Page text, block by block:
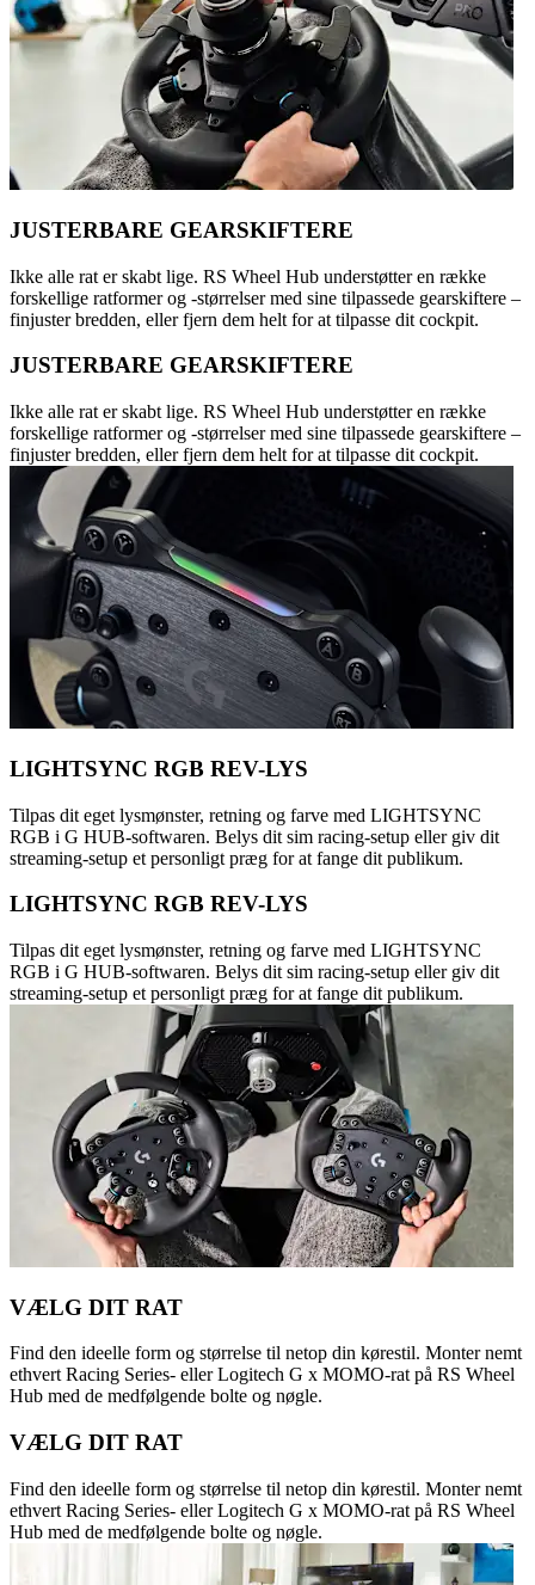
JUSTERBARE GEARSKIFTERE
Ikke alle rat er skabt lige. RS Wheel Hub understøtter en række
forskellige ratformer og -størrelser med sine tilpassede gearskiftere –
finjuster bredden, eller fjern dem helt for at tilpasse dit cockpit.
JUSTERBARE GEARSKIFTERE
Ikke alle rat er skabt lige. RS Wheel Hub understøtter en række
forskellige ratformer og -størrelser med sine tilpassede gearskiftere –
finjuster bredden, eller fjern dem helt for at tilpasse dit cockpit.
LIGHTSYNC RGB REV-LYS
Tilpas dit eget lysmønster, retning og farve med LIGHTSYNC
RGB i G HUB-softwaren. Belys dit sim racing-setup eller giv dit
streaming-setup et personligt præg for at fange dit publikum.
LIGHTSYNC RGB REV-LYS
Tilpas dit eget lysmønster, retning og farve med LIGHTSYNC
RGB i G HUB-softwaren. Belys dit sim racing-setup eller giv dit
streaming-setup et personligt præg for at fange dit publikum.
VÆLG DIT RAT
Find den ideelle form og størrelse til netop din kørestil. Monter nemt
ethvert Racing Series- eller Logitech G x MOMO-rat på RS Wheel
Hub med de medfølgende bolte og nøgle.
VÆLG DIT RAT
Find den ideelle form og størrelse til netop din kørestil. Monter nemt
ethvert Racing Series- eller Logitech G x MOMO-rat på RS Wheel
Hub med de medfølgende bolte og nøgle.